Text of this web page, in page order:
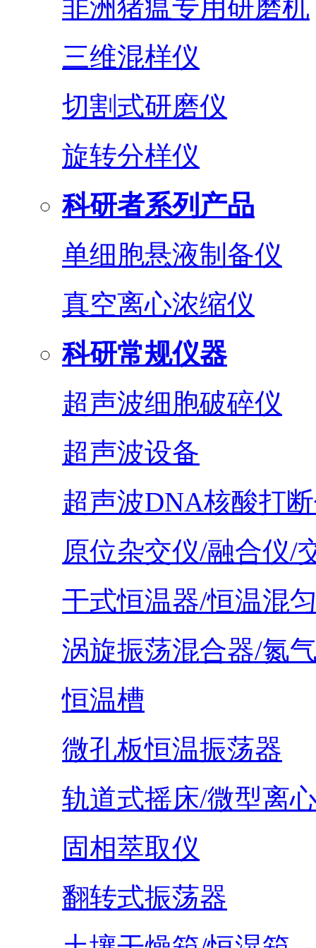
非洲猪瘟专用研磨机
三维混样仪
切割式研磨仪
旋转分样仪
科研者系列产品
单细胞悬液制备仪
真空离心浓缩仪
科研常规仪器
超声波细胞破碎仪
超声波设备
超声波DNA核酸打
原位杂交仪/融合仪/
干式恒温器/恒温混
涡旋振荡混合器/氮
恒温槽
微孔板恒温振荡器
轨道式摇床/微型离
固相萃取仪
翻转式振荡器